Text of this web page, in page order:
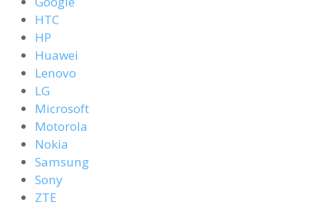
HTC
HP
Huawei
Lenovo
LG
Microsoft
Motorola
Nokia
Samsung
Sony
ZTE